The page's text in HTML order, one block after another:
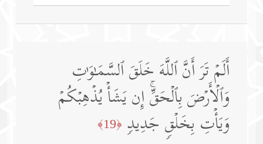
أَلَمۡ تَرَ أَنَّ ٱللَّهَ خَلَقَ ٱلسَّمَـٰوَ ٰ⁠تِ
وَٱلۡأَرۡضَ بِٱلۡحَقِّۚ إِن یَشَأۡ یُذۡهِبۡكُمۡ
وَیَأۡتِ بِخَلۡقࣲ جَدِیدࣲ ﴿19﴾